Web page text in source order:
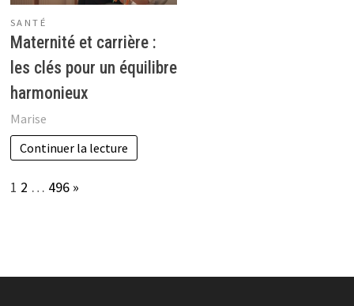
SANTÉ
Maternité et carrière :
les clés pour un équilibre
harmonieux
Marise
Continuer la lecture
Page:
1 2 … 496 Next
»